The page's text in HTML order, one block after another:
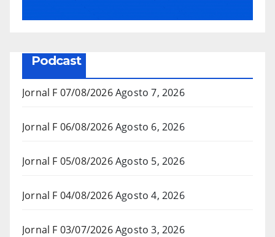
Podcast
Jornal F 07/08/2026Agosto 7, 2026
Jornal F 06/08/2026Agosto 6, 2026
Jornal F 05/08/2026Agosto 5, 2026
Jornal F 04/08/2026Agosto 4, 2026
Jornal F 03/07/2026Agosto 3, 2026